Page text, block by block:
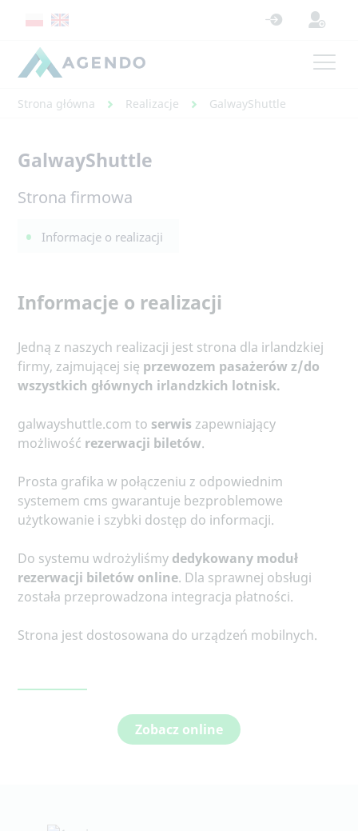
Strona główna Realizacje GalwayShuttle
GalwayShuttle
Strona firmowa
Informacje o realizacji
Informacje o realizacji
Jedną z naszych realizacji jest strona dla irlandzkiej
firmy, zajmującej się przewozem pasażerów z/do
wszystkich głównych irlandzkich lotnisk.
galwayshuttle.com to serwiszapewniający
możliwość rezerwacji biletów.
Prosta grafika w połączeniu z odpowiednim
systemem cms gwarantuje bezproblemowe
użytkowanie i szybki dostęp do informacji.
Do systemu wdrożyliśmy dedykowany moduł
rezerwacji biletów online. Dla sprawnej obsługi
została przeprowadzona integracja płatności.
Strona jest dostosowana do urządzeń mobilnych.
Zobacz online